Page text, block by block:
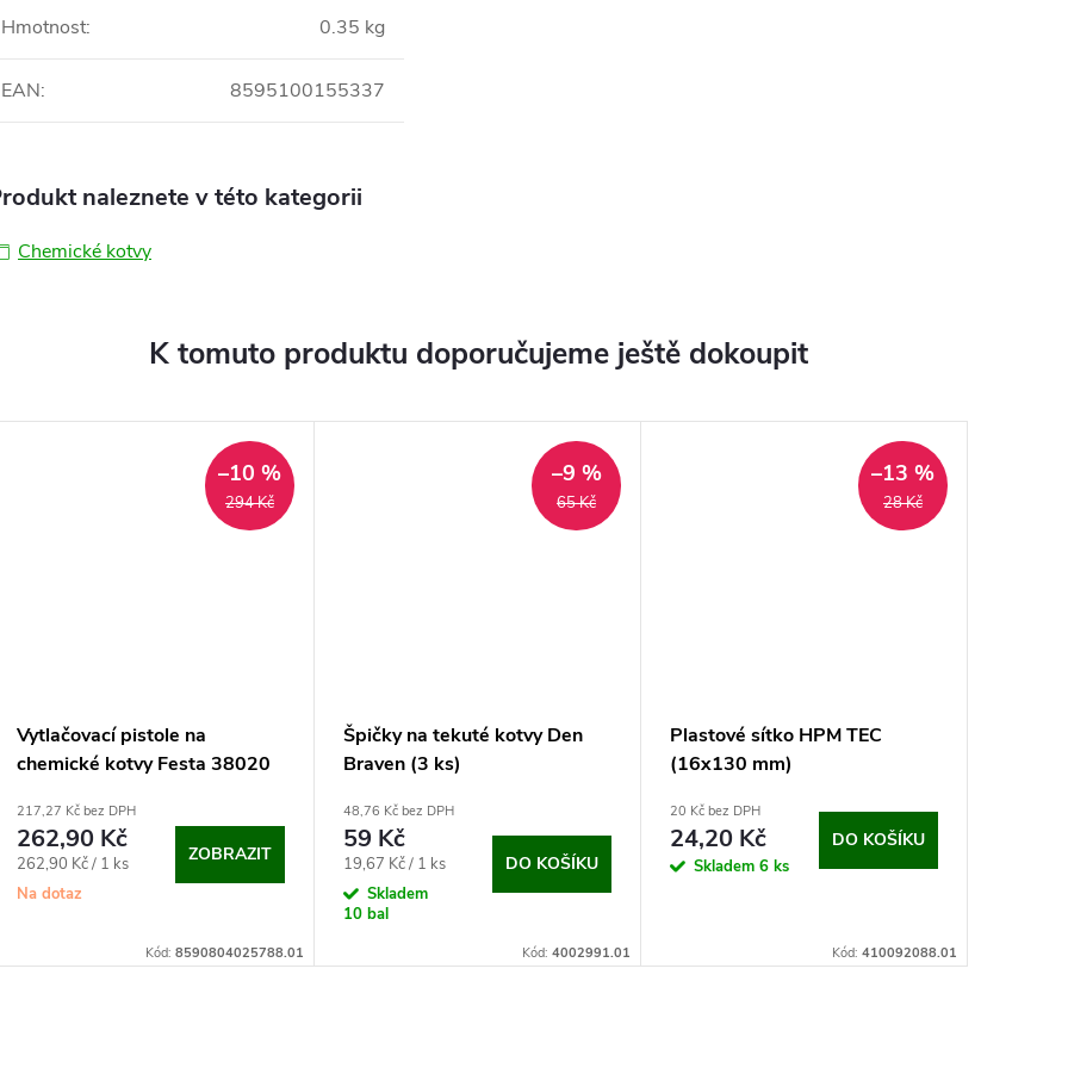
Hmotnost: 0.35 kg
EAN: 8595100155337
naleznete v této kategorii
Chemické kotvy
K tomuto produktu doporučujeme ještě dokoupit
294 Kč
–10 %
Vytlačovací pistole na
chemické kotvy Festa 38020
217,27 Kč bez DPH
262,90 Kč
Měrná
cena:
262,90 Kč / 1 ks
Na dotaz
ZOBRAZIT
Kód: 8590804025788.01
65 Kč
–9 %
Špičky na tekuté kotvy Den
Braven (3 ks)
48,76 Kč bez DPH
59 Kč
Měrná
cena:
19,67 Kč / 1 ks
Skladem
10 bal
DO KOŠÍKU
Kód: 4002991.01
28 Kč
–13 %
Plastové sítko HPM TEC
(16x130 mm)
20 Kč bez DPH
24,20 Kč
Skladem 6 ks
DO KOŠÍKU
Kód: 410092088.01